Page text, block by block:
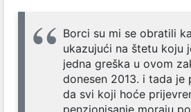
Borci su mi se obratili
ukazujući na štetu koju
jedna greška u ovom
donesen 2013. i tada je
da svi koji hoće
penzionisanje moraju